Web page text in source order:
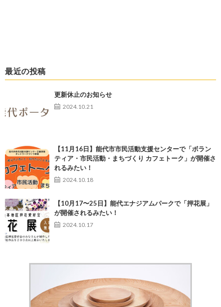
最近の投稿
更新休止のお知らせ
2024.10.21
【11月16日】能代市市民活動支援センターで「ボラン
ティア・市民活動・まちづくり カフェトーク」が開催さ
れるみたい！
2024.10.18
【10月17〜25日】能代エナジアムパークで「押花展」
が開催されるみたい！
2024.10.17